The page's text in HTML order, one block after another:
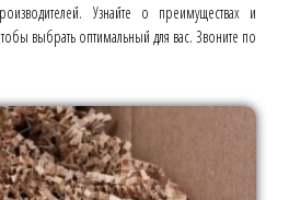
Узнайте о преимуществах и
выбрать оптимальный для вас. Звоните по